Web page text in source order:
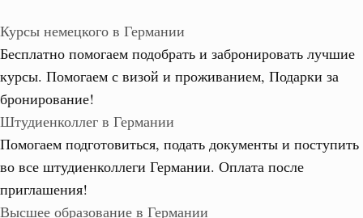
Курсы немецкого в Германии
Бесплатно помогаем подобрать и забронировать лучшие
курсы. Помогаем с визой и проживанием, Подарки за
бронирование!
Штудиенколлег в Германии
Помогаем подготовиться, подать документы и поступить
во все штудиенколлеги Германии. Оплата после
приглашения!
Высшее образование в Германии